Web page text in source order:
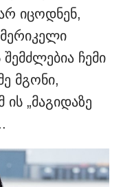
იცოდნენ,
ჩემი
მგონი,
„მაგიდაზე